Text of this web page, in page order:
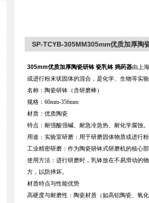
SP-TCYB-305MM305mm优质加厚陶
305mm优质加厚陶瓷研钵 瓷乳钵 捣药器由上
或进行粉末状固体的混合，是化学、生物等实验
名称：陶瓷研钵（含研磨棒）
规格：60mm-356mm
材质：优质陶瓷
特点：耐强酸强碱、耐急冷急热、耐化学腐蚀。
用途：实验室研磨‌：用于研磨固体物质或进行
工业精密研磨‌：作为陶瓷研钵式研磨机的核心
使用方法：进行研磨时，乳钵放在不易滑动的
方，以防摔坏。
材质特点与性能优势
高硬度与耐磨性‌：陶瓷材质（如高铝陶瓷、氧